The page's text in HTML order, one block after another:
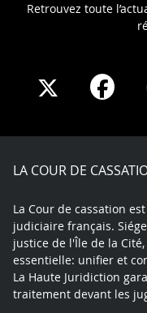
Retrouvez toute
Share
X
Share
LA COUR DE
La Cour de cassation
judiciaire français.
justice de l'Île de la
essentielle: unifier et
La Haute Juridiction
traitement devant les